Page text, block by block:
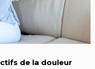
de la douleur